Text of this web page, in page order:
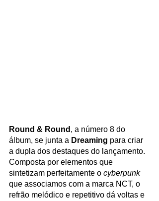
Round & Round , a número 8 do
álbum, se junta a Dreaming para criar
a dupla dos destaques do lançamento.
Composta por elementos que
sintetizam perfeitamente o cyberpunk
que associamos com a marca NCT, o
refrão melódico e repetitivo dá voltas e